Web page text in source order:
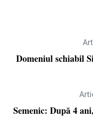
Domeniul schiabil
Semenic: După 4